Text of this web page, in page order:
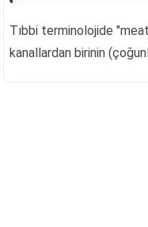
Tıbbi terminolojide
kanallardan birinin